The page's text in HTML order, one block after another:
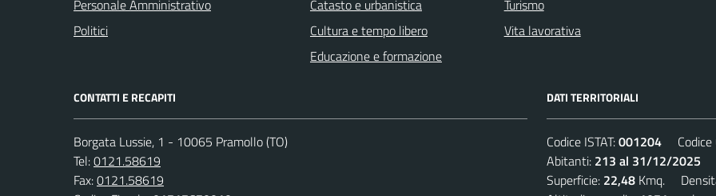
Personale Amministrativo
Politici
Catasto e urbanistica
Cultura e tempo libero
Educazione e formazione
Turismo
Vita lavorativa
CONTATTI E RECAPITI
Borgata Lussie, 1 - 10065 Pramollo (TO)
Tel:0121.58619
Fax:0121.58619
DATI TERRITORIALI
Codice ISTAT:001204 Codice
Abitanti: 213 al 31/12/2025
Superficie: 22,48 Kmq.